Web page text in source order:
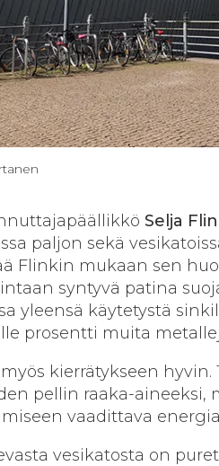
Selja
paljon sekä
Flinkin mukaan sen
syntyvä patina
yleensä käytetystä
prosentti muita
myös kierrätykseen
pellin raaka-
vaadittava
vesikatosta on